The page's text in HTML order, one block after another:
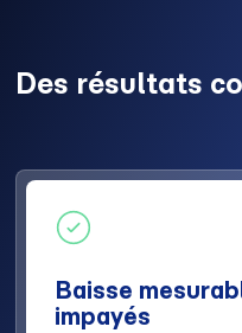
Des résultats
Baisse
impayés